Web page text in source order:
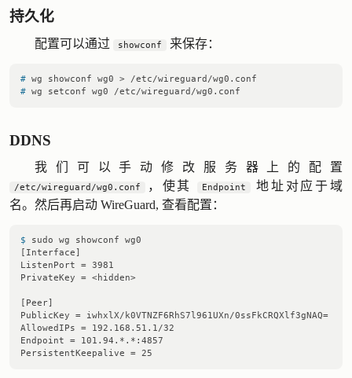
持久化
配置可以通过 showconf 来保存：
# wg showconf wg0 > /etc/wireguard/wg0.conf
# wg setconf wg0 /etc/wireguard/wg0.conf
DDNS
我们可以手动修改服务器上的配置
/etc/wireguard/wg0.conf ，使其 Endpoint
地址对应于域
名。然后再启动 WireGuard, 查看配置：
$ sudo wg showconf wg0
[Interface]
ListenPort = 3981
PrivateKey = <hidden>
[Peer]
PublicKey = iwhxlX/k0VTNZF6RhS7l961UXn/0ssFkCRQXlf3gNAQ=
AllowedIPs = 192.168.51.1/32
Endpoint = 101.94.*.*:4857